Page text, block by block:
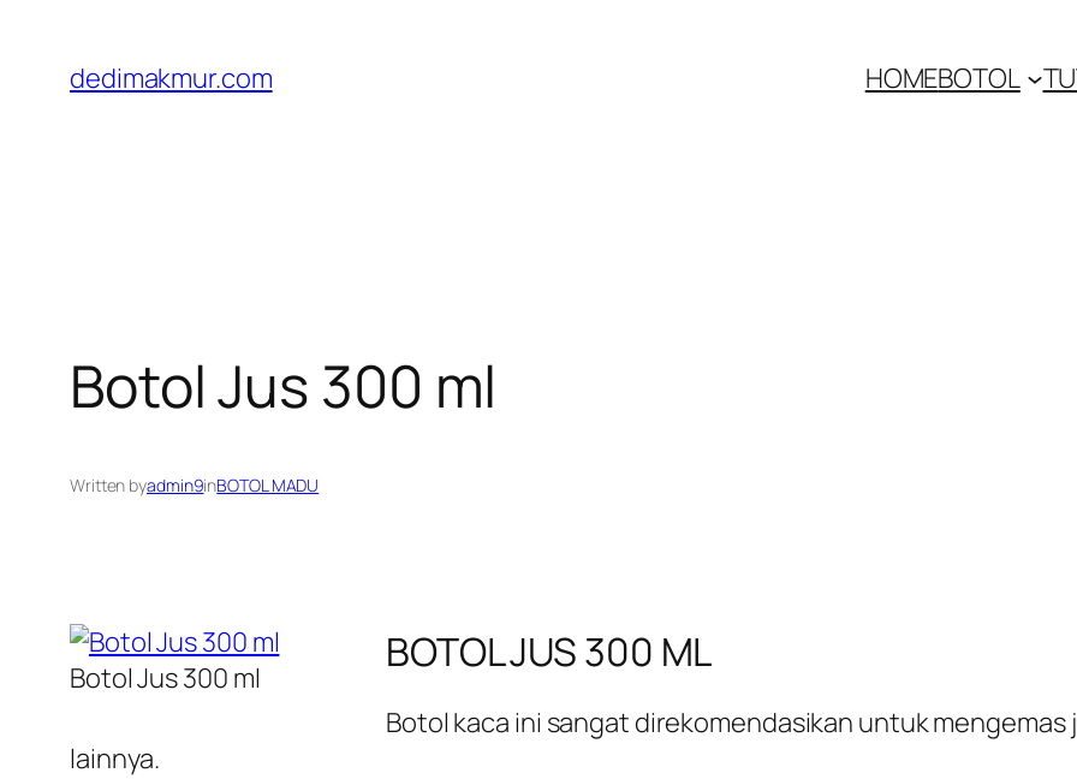
content
dedimakmur.com HOMEBOTOL
Botol Jus 300 ml
Written byadmin9inBOTOL MADU
Botol Jus 300 ml
BOTOL JUS 300 ML
Botol kaca ini sangat direkomendasikan untuk mengemas
lainnya.